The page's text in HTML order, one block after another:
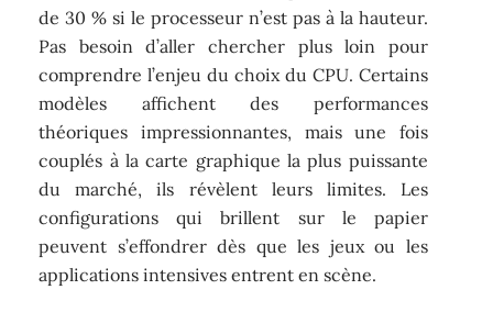
de 30 % si le processeur n’est pas à la hauteur.
Pas besoin d’aller chercher plus loin pour
comprendre l’enjeu du choix du CPU. Certains
modèles affichent des performances
théoriques impressionnantes, mais une fois
couplés à la carte graphique la plus puissante
du marché, ils révèlent leurs limites. Les
configurations qui brillent sur le papier
peuvent s’effondrer dès que les jeux ou les
applications intensives entrent en scène.